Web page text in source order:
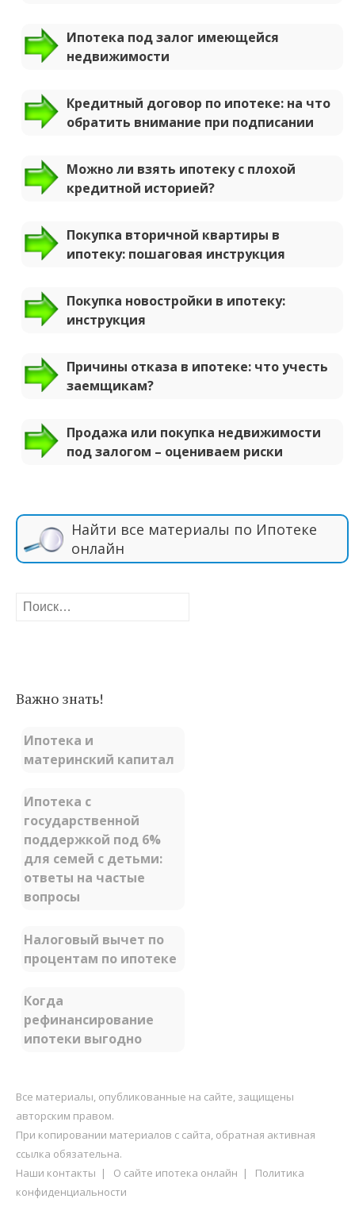
Ипотека под залог имеющейся
недвижимости
Кредитный договор по ипотеке: на что
обратить внимание при подписании
Можно ли взять ипотеку с плохой
кредитной историей?
Покупка вторичной квартиры в
ипотеку: пошаговая инструкция
Покупка новостройки в ипотеку:
инструкция
Причины отказа в ипотеке: что учесть
заемщикам?
Продажа или покупка недвижимости
под залогом – оцениваем риски
Найти все материалы по Ипотеке
онлайн
Найти:
Важно знать!
Ипотека и
материнский капитал
Ипотека с
государственной
поддержкой под 6%
для семей с детьми:
ответы на частые
вопросы
Налоговый вычет по
процентам по ипотеке
Когда
рефинансирование
ипотеки выгодно
Все материалы, опубликованные на сайте, защищены
авторским правом.
При копировании материалов с сайта, обратная активная
ссылка обязательна.
Наши контакты | О сайте ипотека онлайн | Политика
конфиденциальности